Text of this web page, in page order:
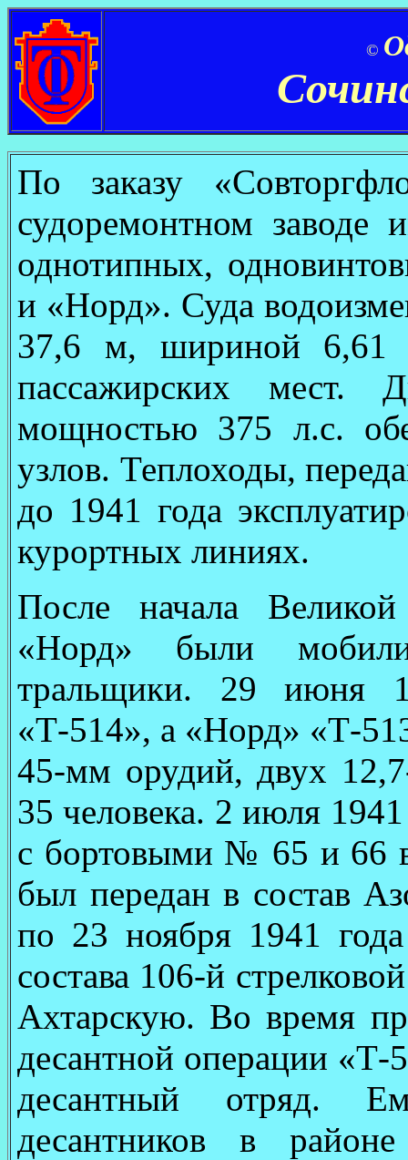
©
По заказу
судоремонтном
однотипных,
и «Норд». Суда
37,6 м, шириной
пассажирских мест.
мощностью 375 л.с.
узлов. Теплоходы,
до 1941 года
курортных линиях.
После начала
«Норд» были
тральщики. 29 июня
«Т-514», а «Норд» «Т-
45-мм орудий, двух
35 человека. 2 июля
с бортовыми № 65 и 66
был передан в состав
по 23 ноября 1941 года
состава 106-й
Ахтарскую. Во время
десантной операции
десантный отряд.
десантников в